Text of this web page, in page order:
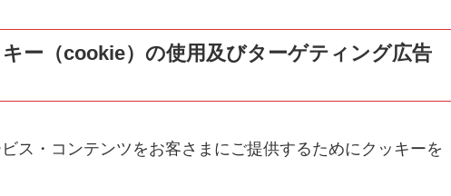
ー（cookie）の使用及びターゲティング広告
ス・コンテンツをお客さまにご提供するためにクッキーを